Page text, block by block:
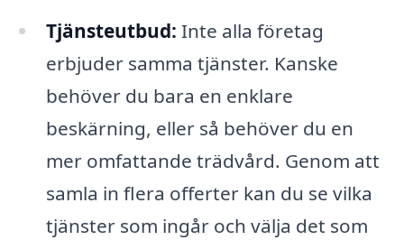
Tjänsteutbud: Inte alla företag
erbjuder samma tjänster. Kanske
behöver du bara en enklare
beskärning, eller så behöver du en
mer omfattande trädvård. Genom att
samla in flera offerter kan du se vilka
tjänster som ingår och välja det som